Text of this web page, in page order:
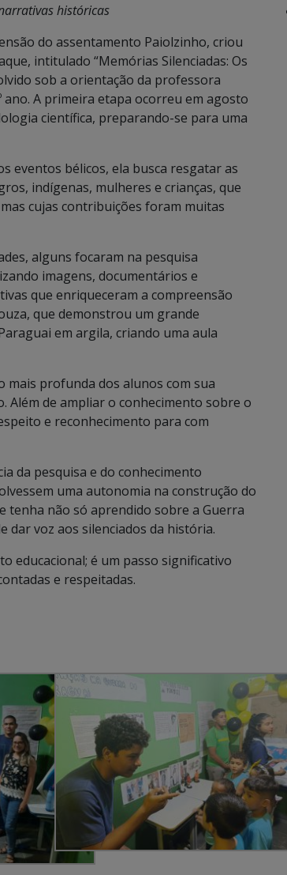
históricas
do assentamento Paiolzinho, criou
intitulado “Memórias Silenciadas: Os
sob a orientação da professora
ano. A primeira etapa ocorreu em agosto
científica, preparando-se para uma
eventos bélicos, ela busca resgatar as
indígenas, mulheres e crianças, que
cujas contribuições foram muitas
alguns focaram na pesquisa
imagens, documentários e
que enriqueceram a compreensão
que demonstrou um grande
em argila, criando uma aula
profunda dos alunos com sua
de ampliar o conhecimento sobre o
e reconhecimento para com
da pesquisa e do conhecimento
uma autonomia na construção do
tenha não só aprendido sobre a Guerra
dar voz aos silenciados da história.
educacional; é um passo significativo
e respeitadas.